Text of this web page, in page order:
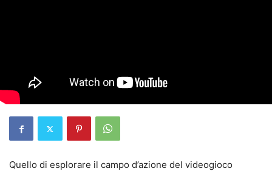
Quello di esplorare il campo d’azione del videogioco